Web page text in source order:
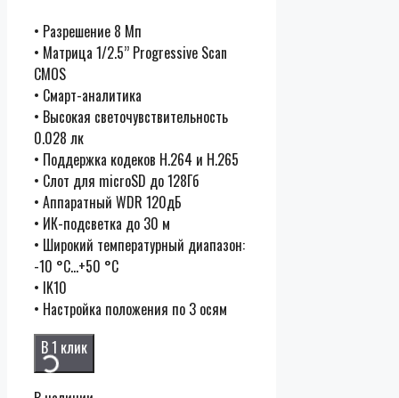
• Разрешение 8 Мп
• Матрица 1/2.5’’ Progressive Scan
CMOS
• Смарт-аналитика
• Высокая светочувствительность
0.028 лк
• Поддержка кодеков H.264 и H.265
• Слот для microSD до 128Гб
• Аппаратный WDR 120дБ
• ИК-подсветка до 30 м
• Широкий температурный диапазон:
-10 °C…+50 °C
• IK10
• Настройка положения по 3 осям
В 1 клик